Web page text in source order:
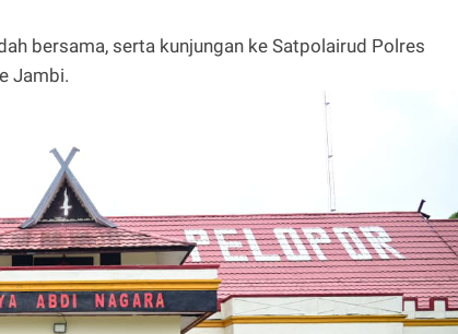
bersama, serta kunjungan ke Satpolairud Polres
Jambi.